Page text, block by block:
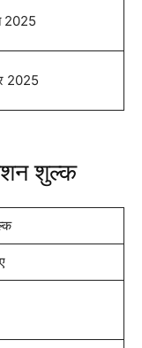
2025
2025
शुल्क